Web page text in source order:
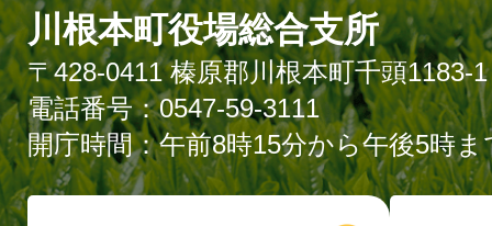
川根本町役場総合支所
〒428-0411 榛原郡川根本町千頭1183-1
電話番号：0547-59-3111
開庁時間：午前8時15分から午後5時ま